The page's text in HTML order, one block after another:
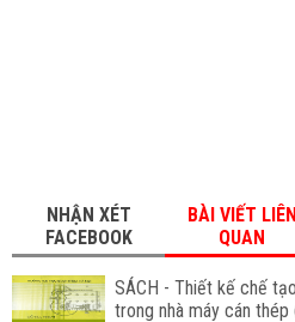
NHẬN XÉT
FACEBOOK
BÀI VIẾT LIÊN
QUAN
SÁCH - Thiết kế chế
trong nhà máy cán